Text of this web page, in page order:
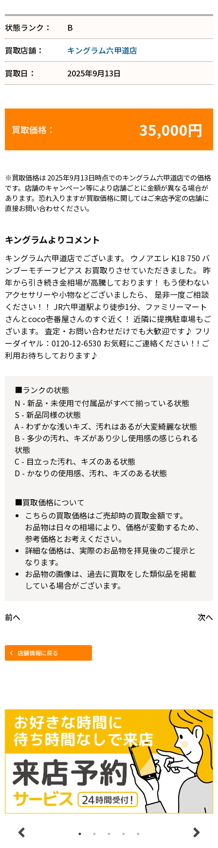
状態ランク：
B
買取店舗：
キングラム六甲道店
買取日：
2025年9月13日
買取価格： 35,000円
※買取価格は 2025年9月13日時点でのキングラム六甲道店での価格
です。店舗のキャンペーン等により店舗ごとに金額が異なる場合が
あります。恐れ入りますが買取価格に関してはご来店予定の店舗に
直接お問い合わせください。
キングラムよりコメント
キングラム六甲道店でございます。 ウノアエレ K18 750 バ
ンブーモチーフピアス お買取りさせていただきました。 昨
年から引き続き金相場が高騰しております！ もう使わない
アクセサリーや小物などございましたら、 是非一度ご相談
ください！！ JR六甲道駅より徒歩1分、ファミリーマート
さんとcoco壱番屋さんのすぐ近く！ 近隣に提携駐車場もご
ざいます。 査定・お問い合わせだけでも大歓迎です♪ フリ
ーダイヤル：0120-12-6530 お気軽にご連絡ください！! ご
利用お待ちしております♪
■ランクの状態
N - 新品・未使用で付属品がすべて揃っている状態
S - 新品同様の状態
A - わずかな浅いキズ、汚れはあるが大変綺麗な状態
B - 多少の汚れ、キズがあり少し使用感の感じられる
状態
C - 目立った汚れ、キズのある状態
D - かなりの使用感、汚れ、キズのある状態
■買取価格について
こちらの買取価格はご売却時の買取金額です。
お品物は日々の相場により、価格が変動するため、
参考価格とお考えください。
詳細な価格は、実際のお品物を拝見後のご提示と
なります。
お品物の画像は、過去に買取をした類似品を掲載
している場合がございます。
前へ 次へ
店舗情報に戻る